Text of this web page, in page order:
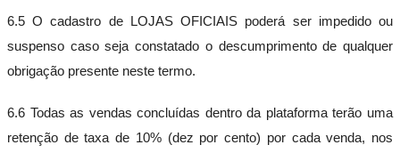
6.5 O cadastro de LOJAS OFICIAIS poderá ser impedido ou
suspenso caso seja constatado o descumprimento de qualquer
obrigação presente neste termo.
6.6 Todas as vendas concluídas dentro da plataforma terão uma
retenção de taxa de 10% (dez por cento) por cada venda, nos